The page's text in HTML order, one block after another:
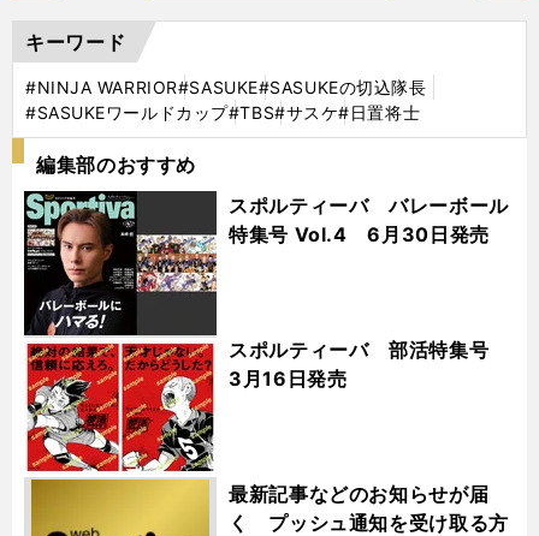
キーワード
#NINJA WARRIOR#SASUKE#SASUKEの切込隊長
#SASUKEワールドカップ#TBS#サスケ#日置将士
編集部のおすすめ
スポルティーバ バレーボール
特集号 Vol.4 6月30日発売
スポルティーバ 部活特集号
3月16日発売
最新記事などのお知らせが届
く プッシュ通知を受け取る方